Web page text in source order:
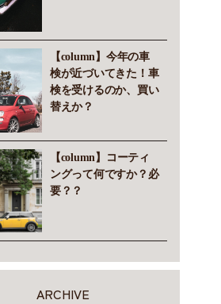
【column】今年の車
検が近づいてきた！車
検を受けるのか、買い
替えか？
【column】コーティ
ングって何ですか？必
要？？
ARCHIVE